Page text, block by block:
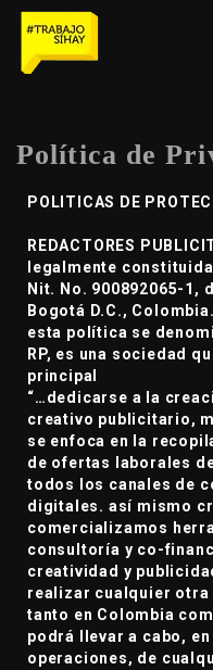
Política de
POLITICAS DE
REDACTORES
legalmente
Nit. No. 900892065-1,
Bogotá D.C.,
esta política se
RP, es una sociedad
principal
“…dedicarse a la
creativo publicitario,
se enfoca en la
de ofertas laborales
todos los canales de
digitales. así mismo
comercializamos
consultoría y co-
creatividad y
realizar cualquier
tanto en Colombia
podrá llevar a cabo,
operaciones, de